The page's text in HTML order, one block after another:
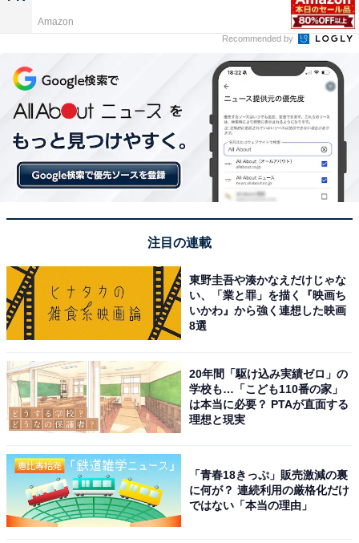
ーカーは推奨していません。もちろん雨には耐えられま
すが、わざわざ水をかけてしまうと下側から内部に水が
入ってしまう危険もあります。
故障の原因にもなりますので、室外機自体には水をかけ
ず、周りに打ち水をしてみるなどが良いかと思います。
動画でも解説！ 35℃超の「猛暑日」でも、エアコ
ンの設定温度はいつもと同じで良いの？
Amazon
Recommended by
注目の連載
東野圭吾や湊かなえだけじゃな
い、「業と罪」を描く『映画ち
いかわ』から強く連想した映画
8選
20年間「駆け込み実績ゼロ」の
学校も…「こども110番の家」
は本当に必要？ PTAが直面する
理想と現実
「青春18きっぷ」販売激減の裏
に何が？ 連続利用の厳格化だけ
ではない「本当の理由」